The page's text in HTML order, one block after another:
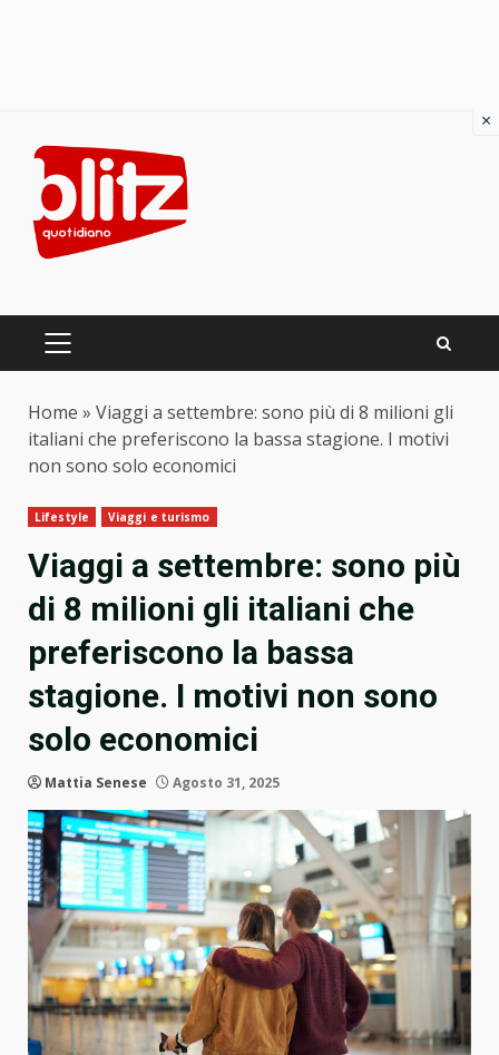
content
PRIMARY
Home » Viaggi a settembre: sono più di 8 milioni gli
italiani che preferiscono la bassa stagione. I motivi
non sono solo economici
Lifestyle Viaggi e turismo
Viaggi a settembre: sono più
di 8 milioni gli italiani che
preferiscono la bassa
stagione. I motivi non sono
solo economici
Mattia Senese Agosto 31, 2025
×